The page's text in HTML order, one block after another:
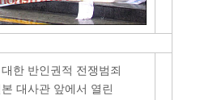
한 반인권적 전쟁범죄
대사관 앞에서 열린